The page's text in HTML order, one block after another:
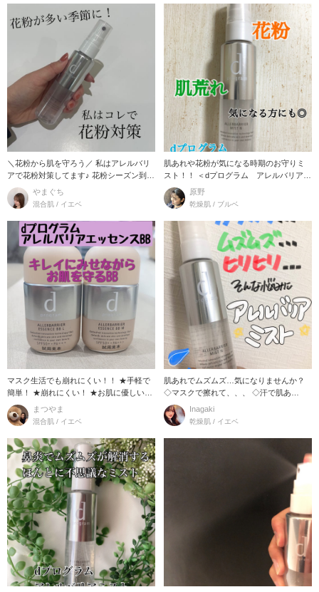
＼花粉から肌を守ろう／ 私はアレルバリ
アで花粉対策してます♪ 花粉シーズン到
来….
やまぐち
混合肌 / イエベ
肌あれや花粉が気になる時期のお守りミ
スト！！ ＜dプログラム アレルバリアミ
ストN＞
原野
乾燥肌 / ブルベ
マスク生活でも崩れにくい！！ ★手軽で
簡単！ ★崩れにくい！ ★お肌に優しい！
★日焼け
まつやま
混合肌 / イエベ
肌あれでムズムズ…気になりませんか？
◇マスクで擦れて、、、 ◇汗で肌あ
れ、、、 ◇敏感
Inagaki
乾燥肌 / イエベ